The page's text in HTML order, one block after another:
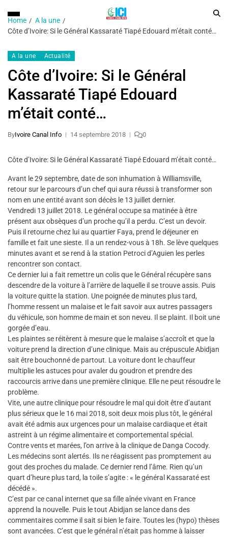
Home
A la une
Côte d’Ivoire: Si le Général Kassaraté Tiapé Edouard m’était conté…
A la une Actualité
Côte d’Ivoire: Si le Général
Kassaraté Tiapé Edouard
m’était conté…
ByIvoire Canal Info 14 septembre 2018 0
Côte d’Ivoire: Si le Général Kassaraté Tiapé Edouard m’était conté…
Avant le 29 septembre, date de son inhumation à Williamsville,
retour sur le parcours d’un chef qui aura réussi à transformer son
nom en une entité avant son décès le 13 juillet dernier.
Vendredi 13 juillet 2018. Le général occupe sa matinée à être
présent aux obsèques d’un proche qu’il a perdu. C’est un devoir.
Puis il retourne chez lui au quartier Faya, prend le déjeuner en
famille et fait une sieste. Il a un rendez-vous à 18h. Se lève quelques
minutes avant et se rend à la station Petroci d’Aguien les perles
rencontrer son contact.
Ce dernier lui a fait remettre un colis que le Général récupère sans
descendre de la voiture à l’arrière de laquelle il se trouve assis. Puis
la voiture quitte la station. Une poignée de minutes plus tard,
l’homme ressent un malaise et le fait savoir aux autres passagers
du véhicule, son homme de main et son neveu. Il se plaint. Il boit une
gorgée d’eau.
Les plaintes se réitèrent à mesure que le malaise s’accroît et que la
voiture prend la direction d’une clinique. Mais au crépuscule Abidjan
sait être bouchonné de partout. La voiture dont le chauffeur
multiplie les astuces pour avaler du goudron et prendre des
raccourcis arrive dans une première clinique. Elle ne peut résoudre le
problème.
Vite, une autre clinique pour résoudre le mal qui doit être d’autant
plus sérieux que le 16 mai 2018, soit deux mois plus tôt, le général
avait été admis aux urgences pour un malaise cardiaque et était
astreint à un régime alimentaire et comportemental spécial.
Contre vents et marées, l’on arrive à la clinique de Danga Cocody.
Les médecins sont alertés. Ils ne réagissent pas promptement au
gout des proches du malade. Ce dernier rend l’âme. Rien qu’un
quart d’heure plus tard, la toile s’agite : « le général Kassaraté est
décédé ».
C’est par ce canal internet que sa fille aînée vivant en France
apprend la nouvelle. Puis le tout Abidjan se lance dans des
commentaires comme il sait si bien le faire. Toutes les (hypo) thèses
sont avancées. C’est que le général n’était pas homme à laisser